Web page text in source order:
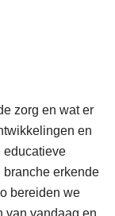
zorg en wat er
en
educatieve
branche erkende
bereiden we
van vandaag en